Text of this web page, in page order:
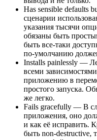
Has sensible defaults
сценарии
указания тысячи
обязаны быть
быть все-таки
по-умолчанию
Installs painlessly —
всеми
приложению в
простого запуска.
же легко.
Fails gracefully — В
приложения, оно
и как её исправить.
быть non-destructive,